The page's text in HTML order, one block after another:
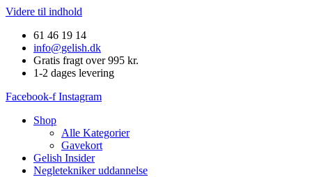
Videre til indhold
61 46 19 14
info@gelish.dk
Gratis fragt over 995 kr.
1-2 dages levering
Facebook-f Instagram
Shop
Alle Kategorier
Gavekort
Gelish Insider
Negletekniker uddannelse